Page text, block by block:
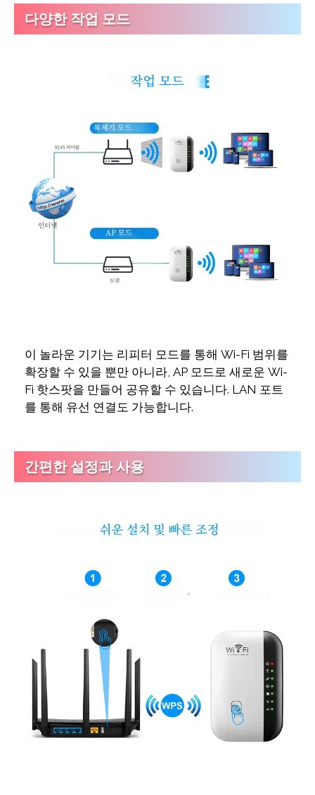
다양한 작업 모드
이 놀라운 기기는 리피터 모드를 통해 Wi-Fi 범위를
확장할 수 있을 뿐만 아니라, AP 모드로 새로운 Wi-
Fi 핫스팟을 만들어 공유할 수 있습니다. LAN 포트
를 통해 유선 연결도 가능합니다.
간편한 설정과 사용